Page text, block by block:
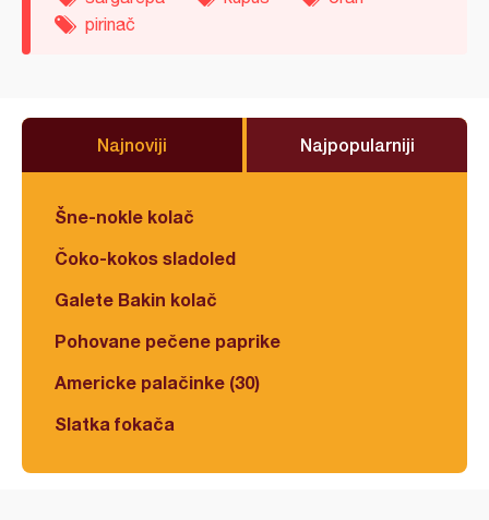
pirinač
Najnoviji Najpopularniji
Šne-nokle kolač
Čoko-kokos sladoled
Galete Bakin kolač
Pohovane pečene paprike
Americke palačinke (30)
Slatka fokača